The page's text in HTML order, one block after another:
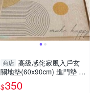
商店 高級感侘寂風入戶玄
關地墊(60x90cm) 進門墊 腳
踏墊 防滑耐磨
$350